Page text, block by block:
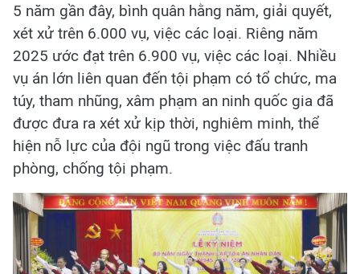
5 năm gần đây, bình quân hằng năm, giải quyết,
xét xử trên 6.000 vụ, việc các loại. Riêng năm
2025 ước đạt trên 6.900 vụ, việc các loại. Nhiều
vụ án lớn liên quan đến tội phạm có tổ chức, ma
túy, tham nhũng, xâm phạm an ninh quốc gia đã
được đưa ra xét xử kịp thời, nghiêm minh, thể
hiện nỗ lực của đội ngũ trong việc đấu tranh
phòng, chống tội phạm.